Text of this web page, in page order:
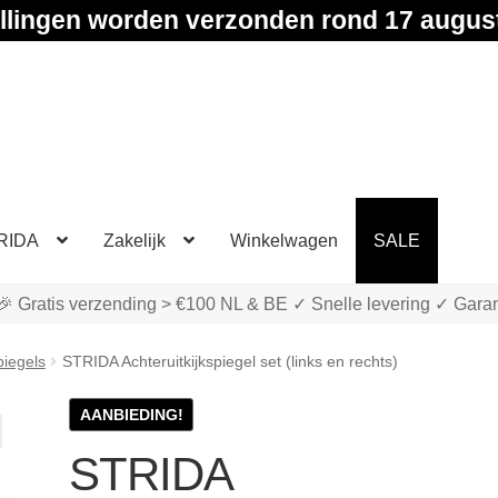
worden verzonden rond 17
Zakelijk Winkelwagen SALE
Gratis verzending > €100 NL & BE ✓ Snelle levering ✓
STRIDA Achteruitkijkspiegel set (links en rechts)
AANBIEDING!
STRIDA